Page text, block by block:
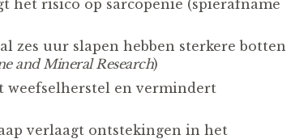
het risico op sarcopenie (spierafname
zes uur slapen hebben sterkere botten
and Mineral Research)
weefselherstel en vermindert
verlaagt ontstekingen in het